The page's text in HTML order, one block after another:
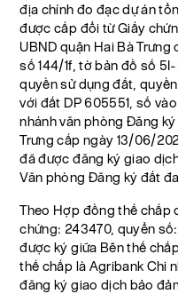
địa chính đo đạc dự án
được cấp đổi từ Giấy
UBND quận Hai Bà
số 144/1f, tờ bản đồ số
quyền sử dụng đất,
với đất DP 605551, số
nhánh văn phòng Đăng
Trưng cấp ngày 13/06/
đã được đăng ký giao
Văn phòng Đăng ký đất
Theo Hợp đồng thế chấp
chứng: 243470, quyển
được ký giữa Bên thế
thế chấp là Agribank Chi
đăng ký giao dịch bảo